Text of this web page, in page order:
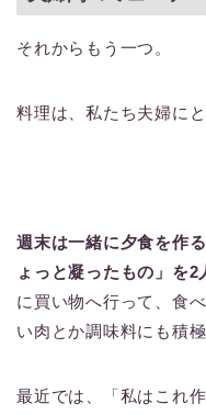
それからもう一つ。
料理は、私たち夫婦に
週末は一緒に夕食を作
ょっと凝ったもの」を
に買い物へ行って、食
い肉とか調味料にも積極
最近では、「私はこれ